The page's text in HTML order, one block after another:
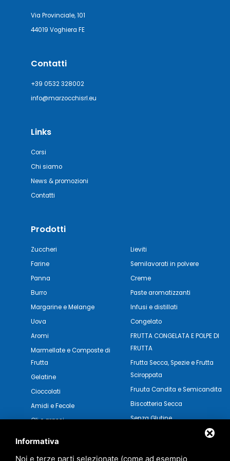
Via Provinciale, 101
44019 Voghiera FE
Contatti
+39 0532 328002
info@marzocchisrl.eu
Links
Corsi
Chi siamo
News & promozioni
Contatti
Prodotti
Zuccheri
Farine
Panna
Burro
Margarine e Melange
Uova
Aromi
Marmellate e Composte di
Frutta
Gelatine
Cioccolati
Amidi e Fecole
Oli e grassi
Lieviti
Semilavorati in polvere
Creme
Paste aromatizzanti
Infusi e distillati
Congelato
FRUTTA CONGELATA E POLPE DI
FRUTTA
Frutta Secca, Spezie e Frutta
Sciroppata
Fruuta Candita e Semicandita
Biscotteria Secca
Senza Glutine
Informativa
Noi e terze parti selezionate (come ad esempio